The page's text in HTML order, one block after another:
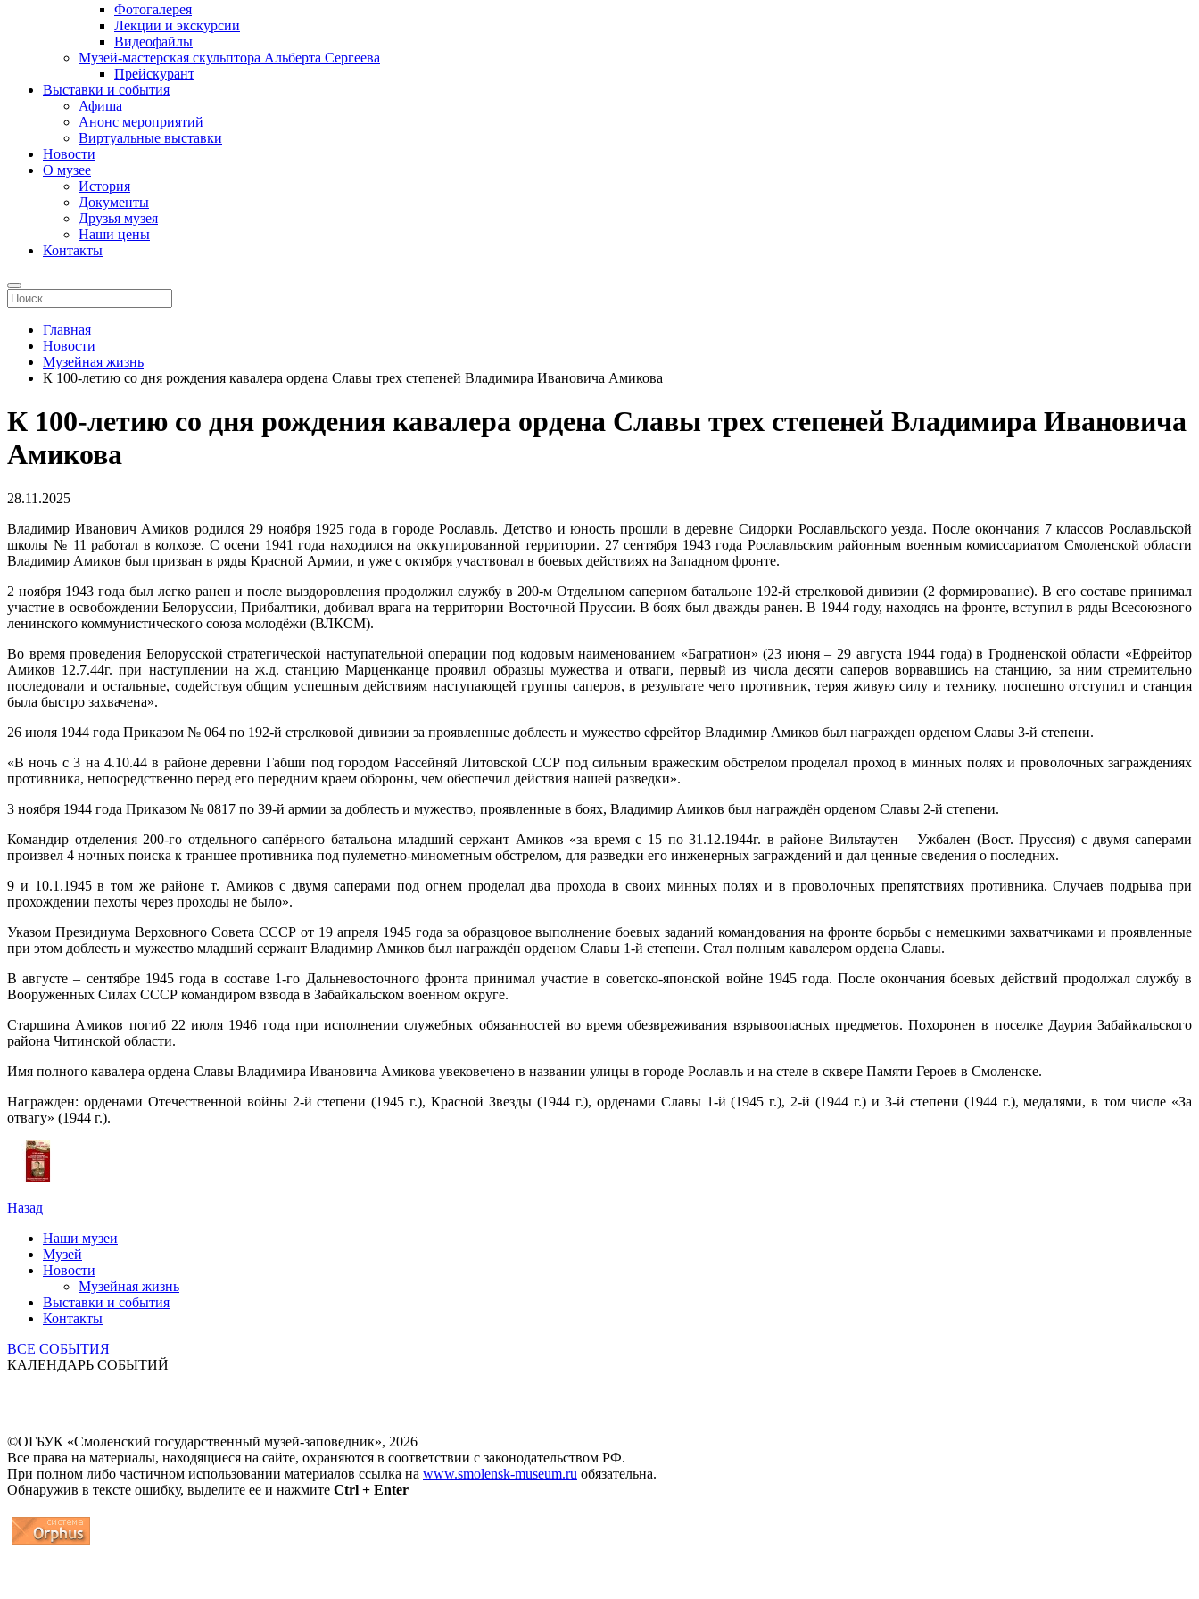
Фотогалерея
Лекции и экскурсии
Видеофайлы
Музей-мастерская скульптора Альберта Сергеева
Прейскурант
Выставки и события
Афиша
Анонс мероприятий
Виртуальные выставки
Новости
О музее
История
Документы
Друзья музея
Наши цены
Контакты
Главная
Новости
Музейная жизнь
К 100-летию со дня рождения кавалера ордена Славы трех степеней Владимира Ивановича Амикова
К 100-летию со дня рождения кавалера ордена Славы трех степеней Владимира Ивановича
Амикова
28.11.2025
Владимир Иванович Амиков родился 29 ноября 1925 года в городе Рославль. Детство и юность прошли в деревне Сидорки Рославльского уезда. После окончания 7 классов Рославльской
школы № 11 работал в колхозе. С осени 1941 года находился на оккупированной территории. 27 сентября 1943 года Рославльским районным военным комиссариатом Смоленской области
Владимир Амиков был призван в ряды Красной Армии, и уже с октября участвовал в боевых действиях на Западном фронте.
2 ноября 1943 года был легко ранен и после выздоровления продолжил службу в 200-м Отдельном саперном батальоне 192-й стрелковой дивизии (2 формирование). В его составе принимал
участие в освобождении Белоруссии, Прибалтики, добивал врага на территории Восточной Пруссии. В боях был дважды ранен. В 1944 году, находясь на фронте, вступил в ряды Всесоюзного
ленинского коммунистического союза молодёжи (ВЛКСМ).
Во время проведения Белорусской стратегической наступательной операции под кодовым наименованием «Багратион» (23 июня – 29 августа 1944 года) в Гродненской области «Ефрейтор
Амиков 12.7.44г. при наступлении на ж.д. станцию Марценканце проявил образцы мужества и отваги, первый из числа десяти саперов ворвавшись на станцию, за ним стремительно
последовали и остальные, содействуя общим успешным действиям наступающей группы саперов, в результате чего противник, теряя живую силу и технику, поспешно отступил и станция
была быстро захвачена».
26 июля 1944 года Приказом № 064 по 192-й стрелковой дивизии за проявленные доблесть и мужество ефрейтор Владимир Амиков был награжден орденом Славы 3-й степени.
«В ночь с 3 на 4.10.44 в районе деревни Габши под городом Рассейняй Литовской ССР под сильным вражеским обстрелом проделал проход в минных полях и проволочных заграждениях
противника, непосредственно перед его передним краем обороны, чем обеспечил действия нашей разведки».
3 ноября 1944 года Приказом № 0817 по 39-й армии за доблесть и мужество, проявленные в боях, Владимир Амиков был награждён орденом Славы 2-й степени.
Командир отделения 200-го отдельного сапёрного батальона младший сержант Амиков «за время с 15 по 31.12.1944г. в районе Вильтаутен – Ужбален (Вост. Пруссия) с двумя саперами
произвел 4 ночных поиска к траншее противника под пулеметно-минометным обстрелом, для разведки его инженерных заграждений и дал ценные сведения о последних.
9 и 10.1.1945 в том же районе т. Амиков с двумя саперами под огнем проделал два прохода в своих минных полях и в проволочных препятствиях противника. Случаев подрыва при
прохождении пехоты через проходы не было».
Указом Президиума Верховного Совета СССР от 19 апреля 1945 года за образцовое выполнение боевых заданий командования на фронте борьбы с немецкими захватчиками и проявленные
при этом доблесть и мужество младший сержант Владимир Амиков был награждён орденом Славы 1-й степени. Стал полным кавалером ордена Славы.
В августе – сентябре 1945 года в составе 1-го Дальневосточного фронта принимал участие в советско-японской войне 1945 года. После окончания боевых действий продолжал службу в
Вооруженных Силах СССР командиром взвода в Забайкальском военном округе.
Старшина Амиков погиб 22 июля 1946 года при исполнении служебных обязанностей во время обезвреживания взрывоопасных предметов. Похоронен в поселке Даурия Забайкальского
района Читинской области.
Имя полного кавалера ордена Славы Владимира Ивановича Амикова увековечено в названии улицы в городе Рославль и на стеле в сквере Памяти Героев в Смоленске.
Награжден: орденами Отечественной войны 2-й степени (1945 г.), Красной Звезды (1944 г.), орденами Славы 1-й (1945 г.), 2-й (1944 г.) и 3-й степени (1944 г.), медалями, в том числе «За
отвагу» (1944 г.).
Назад
Наши музеи
Музей
Новости
Музейная жизнь
Выставки и события
Контакты
ВСЕ СОБЫТИЯ
КАЛЕНДАРЬ СОБЫТИЙ
©ОГБУК «Смоленский государственный музей-заповедник», 2026
Все права на материалы, находящиеся на сайте, охраняются в соответствии с законодательством РФ.
При полном либо частичном использовании материалов ссылка на www.smolensk-museum.ru обязательна.
Обнаружив в тексте ошибку, выделите ее и нажмите Ctrl + Enter